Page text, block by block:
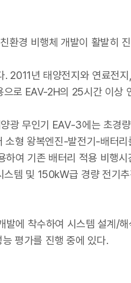
환경 비행체 개발이 활발히
2011년 태양전지와 연료전
로 EAV-2H의 25시간 이상
광 무인기 EAV-3에는 초경
형 왕복엔진-발전기-배터
여 기존 배터리 적용 비행
템 및 150kW급 경량 전기
에 착수하여 시스템 설계/
평가를 진행 중에 있다.